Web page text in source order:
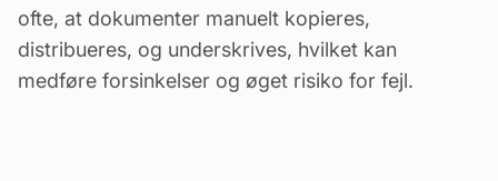
ofte, at dokumenter manuelt kopieres,
distribueres, og underskrives, hvilket kan
medføre forsinkelser og øget risiko for fejl.